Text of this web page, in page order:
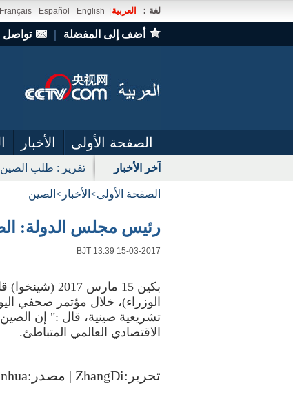
لغة： العربية English
Español
Français
أضف إلى المفضلة تواصل
الصفحة الأولى الأخبار
آخر الأخبار تقرير : طلب الصين
الصفحة الأولى> الأخبار > الصين
رئيس مجلس الدولة:
BJT 13:39 15-03-2017
بكين 15
الوزراء)، خلال مؤتمر صحفي
تشريعية صينية، قال :" إن
الاقتصادي العالمي المتباطئ.
تحرير:ZhangDi | مصدر:Xinhua